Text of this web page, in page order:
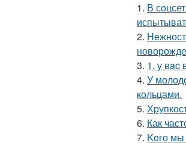
1. В
2.
3. 1. у вac
4. У
кольцами.
5.
6. Как
7. Koго